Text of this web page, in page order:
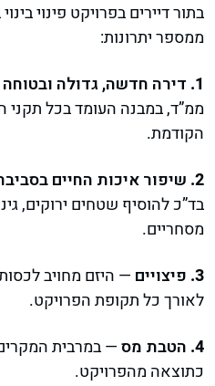
בתור דיירים בפרויקט פינוי
ממספר יתרונות:
דירה חדשה, גדולה ובטוחה
ממ”ד, במבנה העומד בכל תקני
הקודמת.
שיפור איכות החיים
בד”כ להוסיף שטחים ירוקים,
מסחריים.
פיצויים — היזם מחויב
לאורך כל תקופת הפרויקט.
הטבת מס— במרבית
כתוצאה מהפרויקט.